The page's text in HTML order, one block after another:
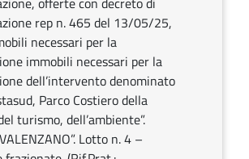
rep n. 465 del 13/05/25,
necessari per la
immobili necessari per la
dell’intervento denominato
Parco Costiero della
turismo, dell’ambiente”.
Lotto n. 4 –